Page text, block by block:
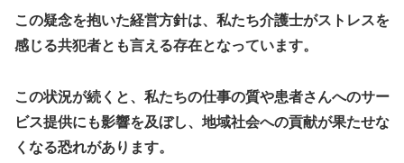
この疑念を抱いた経営方針は、私たち介護士がストレスを
感じる共犯者とも言える存在となっています。
この状況が続くと、私たちの仕事の質や患者さんへのサー
ビス提供にも影響を及ぼし、地域社会への貢献が果たせな
くなる恐れがあります。